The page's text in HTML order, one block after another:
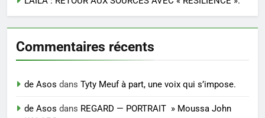
Commentaires récents
de Asos dans Tyty Meuf à part, une voix qui s’impose.
de Asos dans REGARD — PORTRAIT » Moussa John